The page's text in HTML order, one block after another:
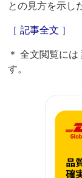
との見方を示し
［ 記事全文 ］
＊ 全文閲覧には
す。